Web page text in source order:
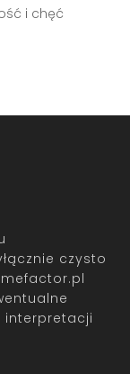
i chęć
czysto
interpretacji